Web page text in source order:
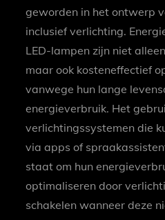
geworden in het ontwerp
inclusief verlichting.
LED-lampen zijn niet
maar ook kosteneffectief
vanwege hun lange
energieverbruik. Het
verlichtingssystemen die
via apps of
staat om hun
optimaliseren door
schakelen wanneer deze